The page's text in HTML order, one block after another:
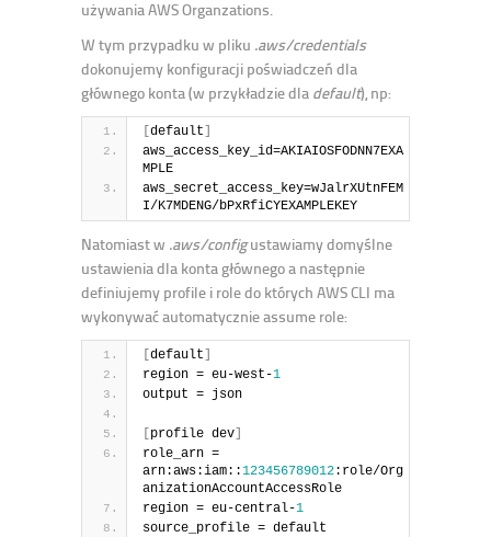
używania AWS Organzations.
W tym przypadku w pliku .aws/credentials
dokonujemy konfiguracji poświadczeń dla
głównego konta (w przykładzie dla default), np:
[default]
aws_access_key_id=AKIAIOSFODNN7EXA
MPLE
aws_secret_access_key=wJalrXUtnFEM
I/K7MDENG/bPxRfiCYEXAMPLEKEY
Natomiast w .aws/configustawiamy domyślne
ustawienia dla konta głównego a następnie
definiujemy profile i role do których AWS CLI ma
wykonywać automatycznie assume role:
[default]
region = eu-west-1
output = json
[profile dev]
role_arn =
arn:aws:iam::123456789012:role/Org
anizationAccountAccessRole
region = eu-central-1
source_profile = default